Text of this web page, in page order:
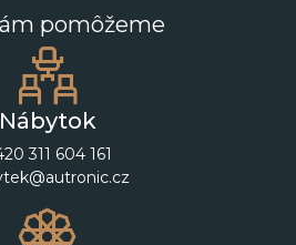
pomôžeme
Nábytok
311 604 161